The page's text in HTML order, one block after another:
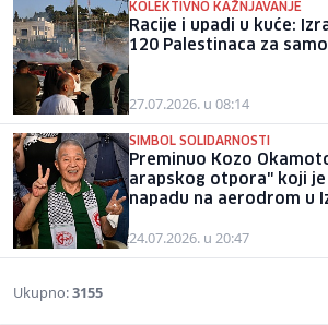
KOLEKTIVNO KAŽNJAVANJE
Racije i upadi u kuće:
120 Palestinaca za
27.07.2026. u 08:14
SIMBOL SOLIDARNOSTI
Preminuo Kozo
arapskog otpora" koji
napadu na aerodrom u
24.07.2026. u 20:47
Ukupno:3155